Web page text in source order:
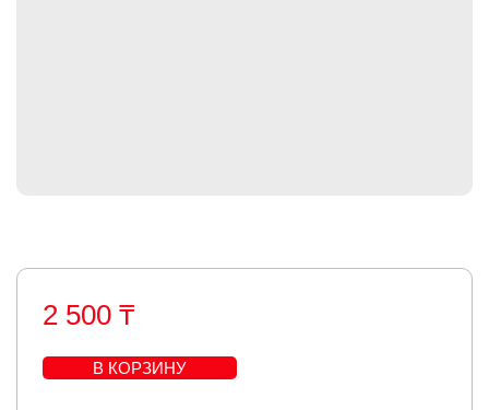
2 500 ₸
В КОРЗИНУ